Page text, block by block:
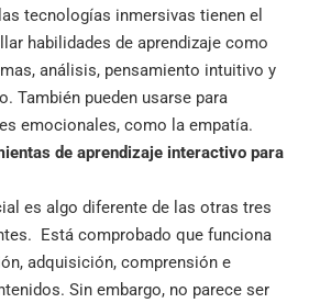
tecnologías inmersivas tienen el
habilidades de aprendizaje como
análisis, pensamiento intuitivo y
También pueden usarse para
emocionales, como la empatía.
de aprendizaje interactivo para
es algo diferente de las otras tres
Está comprobado que funciona
adquisición, comprensión e
Sin embargo, no parece ser